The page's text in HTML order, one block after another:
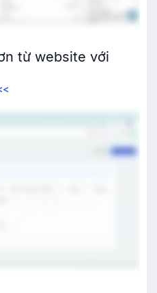
từ website với